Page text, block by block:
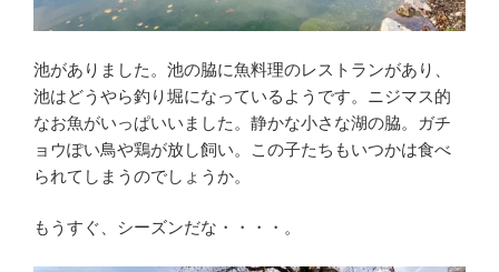
池がありました。池の脇に魚料理のレストランがあり、
池はどうやら釣り堀になっているようです。ニジマス的
なお魚がいっぱいいました。静かな小さな湖の脇。ガチ
ョウぽい鳥や鶏が放し飼い。この子たちもいつかは食べ
られてしまうのでしょうか。
もうすぐ、シーズンだな・・・・。